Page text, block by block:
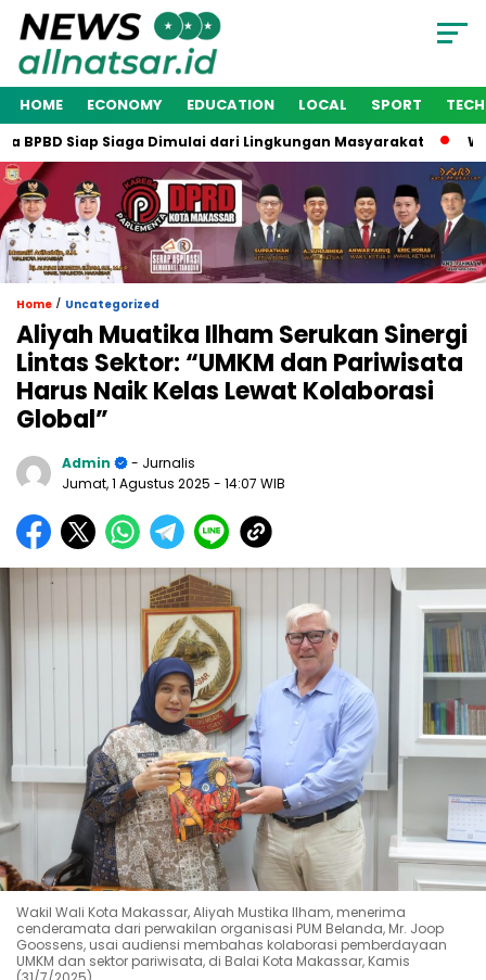
HOME ECONOMY EDUCATION LOCAL SPORT
Siap Siaga Dimulai dari Lingkungan Masyarakat Wakil
Home / Uncategorized
Aliyah Muatika Ilham Serukan Sinergi
Lintas Sektor: “UMKM dan Pariwisata
Harus Naik Kelas Lewat Kolaborasi
Global”
Admin
- Jurnalis
Jumat, 1 Agustus 2025 - 14:07 WIB
Wakil Wali Kota Makassar, Aliyah Mustika Ilham, menerima
cenderamata dari perwakilan organisasi PUM Belanda, Mr. Joop
Goossens, usai audiensi membahas kolaborasi pemberdayaan
UMKM dan sektor pariwisata, di Balai Kota Makassar, Kamis